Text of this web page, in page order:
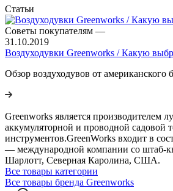
Статьи
Советы покупателям —
31.10.2019
Воздуходувки Greenworks / Какую
Обзор воздуходувов от американского
Greenworks является производителем
аккумуляторной и проводной садовой
инструментов.GreenWorks входит в
— международной компании со штаб-
Шарлотт, Северная Каролина, США.
Все товары категории
Все товары бренда Greenworks